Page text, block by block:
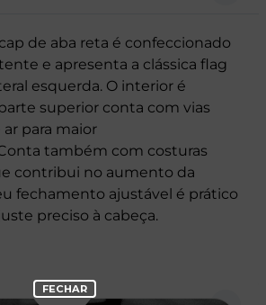
de aba reta é confeccionado
e apresenta a clássica flag
esquerda. O interior é
superior conta com vias
para maior
também com costuras
contribui no aumento da
fechamento ajustável é prático
preciso à cabeça.